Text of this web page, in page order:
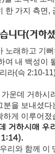
한 가지 측면
니다(거하
노래하고 기
여 내 백성이
라(슥 2:10-
운데 거하시
을 보내셨
하게 이루어졌
거하시매
1:14).
리와 함께 이